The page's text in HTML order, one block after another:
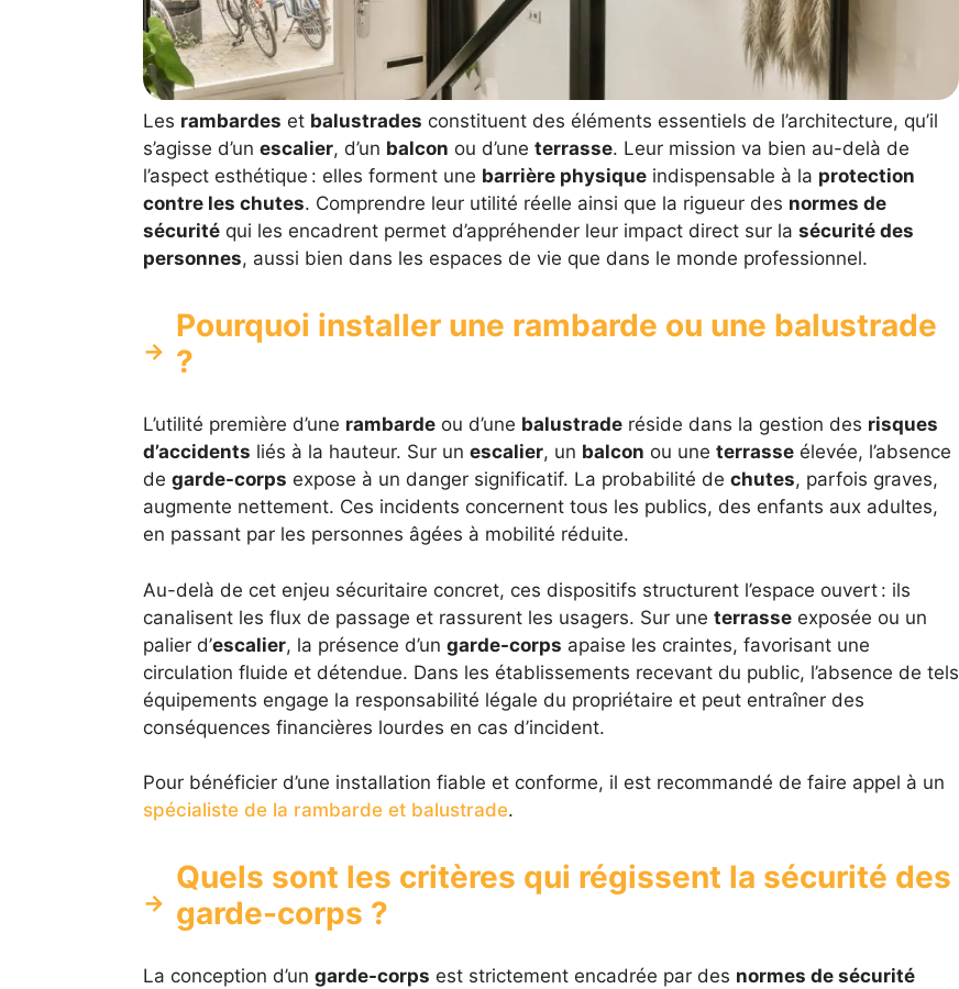
Les rambardes et balustrades constituent des éléments essentiels de l’architecture, qu’il
s’agisse d’un escalier, d’un balcon ou d’une terrasse. Leur mission va bien au-delà de
l’aspect esthétique : elles forment une barrière physiqueindispensable à la protection
contre les chutes. Comprendre leur utilité réelle ainsi que la rigueur des normes de
sécuritéqui les encadrent permet d’appréhender leur impact direct sur la sécurité des
personnes, aussi bien dans les espaces de vie que dans le monde professionnel.
Pourquoi installer une rambarde ou une balustrade
?
L’utilité première d’une rambardeou d’une balustraderéside dans la gestion des risques
d’accidents liés à la hauteur. Sur un escalier, un balcon ou une terrasseélevée, l’absence
de garde-corps expose à un danger significatif. La probabilité de chutes, parfois graves,
augmente nettement. Ces incidents concernent tous les publics, des enfants aux adultes,
en passant par les personnes âgées à mobilité réduite.
Au-delà de cet enjeu sécuritaire concret, ces dispositifs structurent l’espace ouvert : ils
canalisent les flux de passage et rassurent les usagers. Sur une terrasseexposée ou un
palier d’escalier, la présence d’un garde-corps apaise les craintes, favorisant une
circulation fluide et détendue. Dans les établissements recevant du public, l’absence de tels
équipements engage la responsabilité légale du propriétaire et peut entraîner des
conséquences financières lourdes en cas d’incident.
Pour bénéficier d’une installation fiable et conforme, il est recommandé de faire appel à un
spécialiste de la rambarde et balustrade.
Quels sont les critères qui régissent la sécurité des
garde-corps ?
La conception d’un garde-corps est strictement encadrée par des normes de sécurité